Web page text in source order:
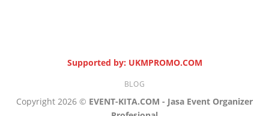
Supported by: UKMPROMO.COM
BLOG
Copyright 2026 © EVENT-KITA.COM - Jasa Event Organizer